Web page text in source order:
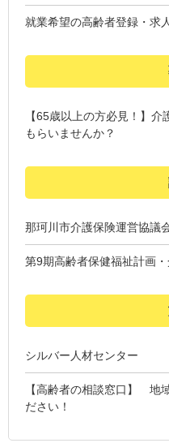
就業希望の高齢者登録・求
【65歳以上の方必見！】
もらいませんか？
那珂川市介護保険運営協議
第9期高齢者保健福祉計画
シルバー人材センター
【高齢者の相談窓口】 地
ださい！